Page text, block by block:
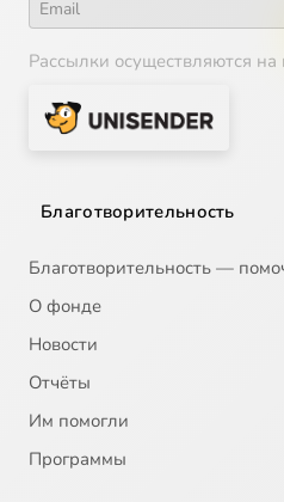
Рассылки осуществляются
Благотворительность
Благотворительность —
О фонде
Новости
Отчёты
Им помогли
Программы